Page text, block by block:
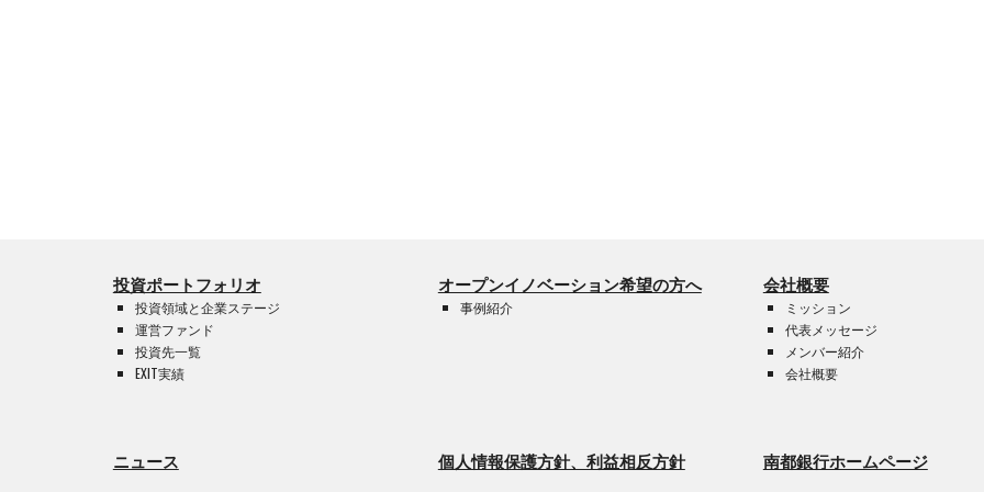
投資ポートフォリオ
投資領域と企業ステージ
運営ファンド
投資先一覧
EXIT実績
オープンイノベーション希望の方へ
事例紹介
会社概要
ミッション
代表メッセージ
メンバー紹介
会社概要
ニュース 個人情報保護方針、利益相反方針 南都銀行ホームページ